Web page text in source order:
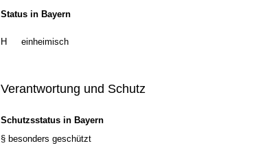
Status in Bayern
H einheimisch
Verantwortung und Schutz
Schutzsstatus in Bayern
§ besonders geschützt